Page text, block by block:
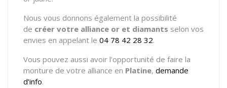
Nous vous donnons également la possibilité
de créer votre alliance or et diamants selon vos
envies en appelant le 04 78 42 28 32.
Vous pouvez aussi avoir l’opportunité de faire la
monture de votre alliance en Platine, demande
d’info.